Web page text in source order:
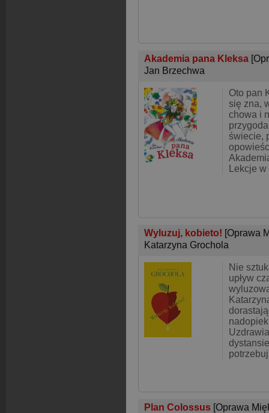
Akademia pana Kleksa
Jan Brzechwa
Oto pan
się zna,
chowa i
świecie,
Lekcje
Wyluzuj, kobieto! [Oprawa
Katarzyna Grochola
Nie
upływ
potrzebuj
Plan Colossus [Oprawa